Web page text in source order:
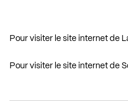
Pour visiter le site internet de
Pour visiter le site internet de